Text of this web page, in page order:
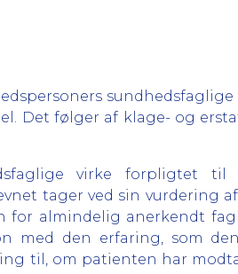
Det følger af klage- og
virke forpligtet
tager ved sin vurdering
for almindelig anerkendt
med den erfaring, som
til, om patienten har